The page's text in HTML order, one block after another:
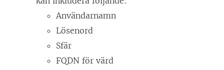
Användarnamn
Lösenord
Sfär
FQDN för värd